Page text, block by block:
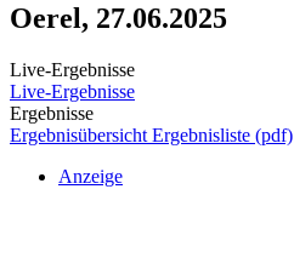
Oerel, 27.06.2025
Live-Ergebnisse
Live-Ergebnisse
Ergebnisse
Ergebnisübersicht Ergebnisliste (pdf)
Anzeige